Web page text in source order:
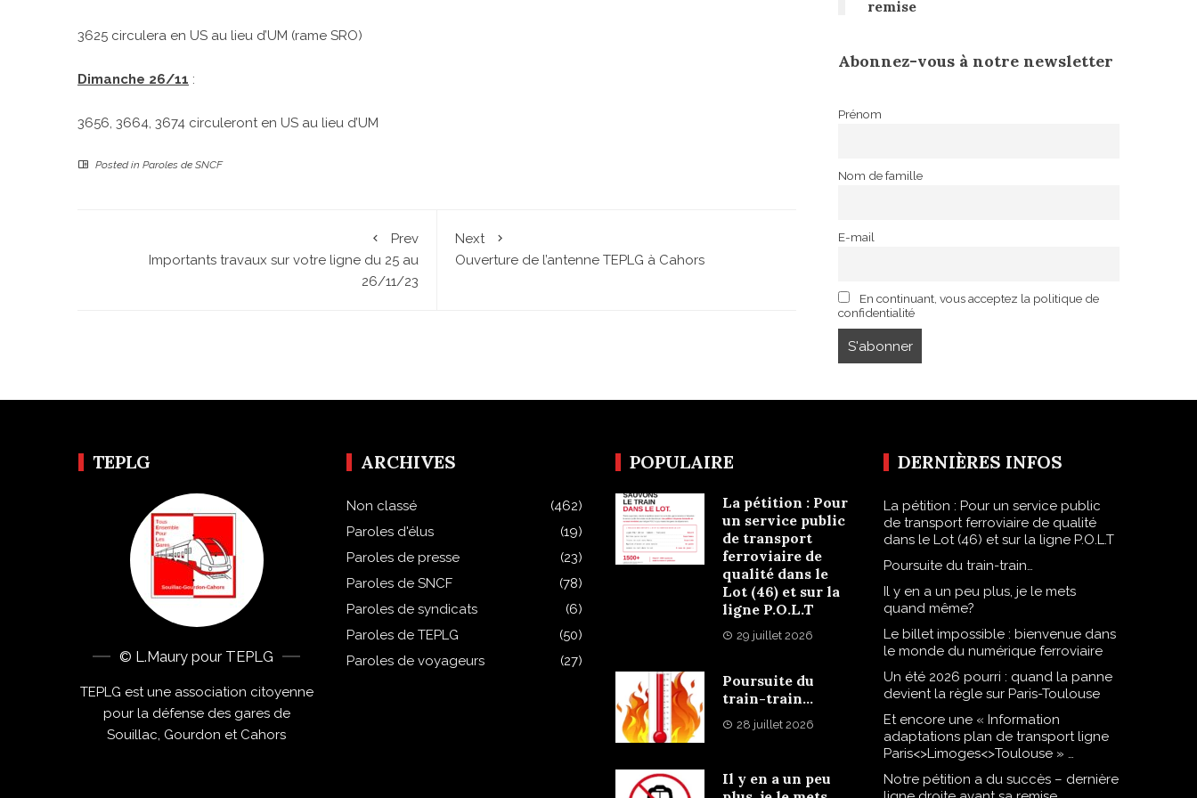
3625 circulera en US au lieu d’UM (rame SRO)
Dimanche 26/11 :
3656, 3664, 3674 circuleront en US au lieu d’UM
Posted in Paroles de SNCF
Prev
Importants travaux sur votre ligne du 25 au
26/11/23
Next
Ouverture de l’antenne TEPLG à Cahors
remise
Abonnez-vous à notre newsletter
Prénom
Nom de famille
E-mail
En continuant, vous acceptez la politique de
confidentialité
TEPLG
© L.Maury pour TEPLG
TEPLG est une association citoyenne
pour la défense des gares de
Souillac, Gourdon et Cahors
ARCHIVES
Non classé
(462)
Paroles d'élus
(19)
Paroles de presse
(23)
Paroles de SNCF
(78)
Paroles de syndicats
(6)
Paroles de TEPLG
(50)
Paroles de voyageurs
(27)
POPULAIRE
La pétition : Pour
un service public
de transport
ferroviaire de
qualité dans le
Lot (46) et sur la
ligne P.O.L.T
29 juillet 2026
Poursuite du
train-train…
28 juillet 2026
Il y en a un peu
DERNIÈRES INFOS
La pétition : Pour un service public
de transport ferroviaire de qualité
dans le Lot (46) et sur la ligne P.O.L.T
Poursuite du train-train…
Il y en a un peu plus, je le mets
quand même?
Le billet impossible : bienvenue dans
le monde du numérique ferroviaire
Un été 2026 pourri : quand la panne
devient la règle sur Paris-Toulouse
Et encore une « Information
adaptations plan de transport ligne
Paris<>Limoges<>Toulouse » …
Notre pétition a du succès – dernière